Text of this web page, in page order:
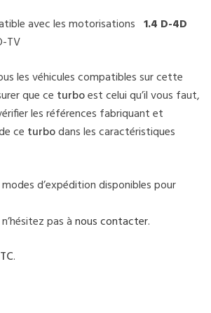
avec les motorisations 1.4 D-4D
TV
les véhicules compatibles sur cette
que ce turboest celui qu’il vous faut,
les références fabriquant et
ce turbodans les caractéristiques
d’expédition disponibles pour
pas ànous contacter.
.